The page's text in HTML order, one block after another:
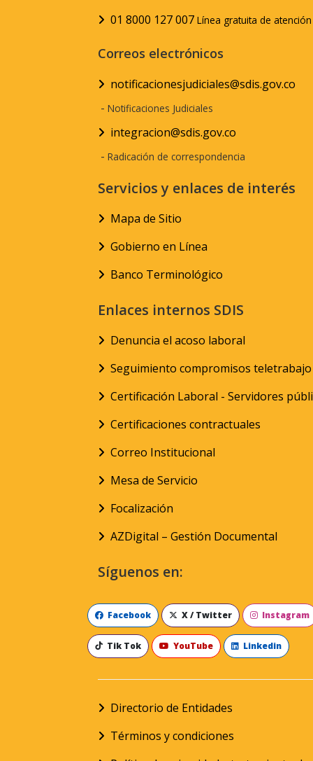
01 8000 127 007 Línea gratuita de
Correos electrónicos
notificacionesjudiciales@sdis.gov.co
- Notificaciones Judiciales
integracion@sdis.gov.co
- Radicación de correspondencia
Servicios y enlaces de interés
Mapa de Sitio
Gobierno en Línea
Banco Terminológico
Enlaces internos SDIS
Denuncia el acoso laboral
Seguimiento compromisos teletrabajo
Certificación Laboral - Servidores
Certificaciones contractuales
Correo Institucional
Mesa de Servicio
Focalización
AZDigital – Gestión Documental
Síguenos en:
Facebook X / Twitter Instagram
Tik Tok YouTube Linkedin
Directorio de Entidades
Términos y condiciones